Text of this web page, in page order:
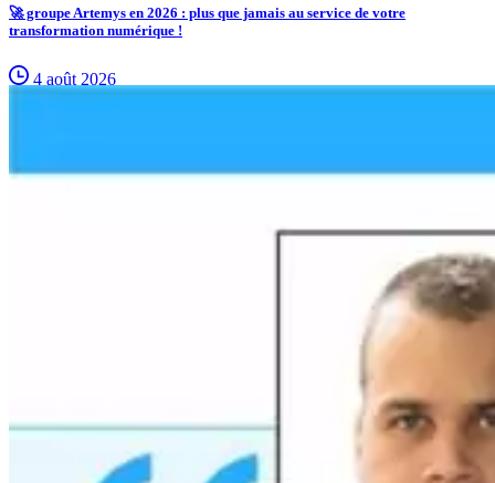
🚀 groupe Artemys en 2026 : plus que jamais au service de votre
transformation numérique !
4 août 2026